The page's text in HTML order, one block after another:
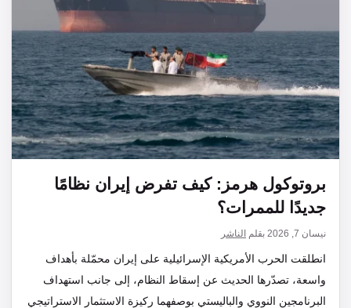
بروتوكول هرمز: كيف تفرض إيران نظامًا
جديدًا للممرات؟
نيسان 7, 2026 بقلم الناشر
انطلقت الحرب الأمريكية الإسرائيلية على إيران محمّلة بأهداف
واسعة، تصدّرها الحديث عن إسقاط النظام، إلى جانب استهداف
البرنامجين النووي والباليستي بوصفهما ركيزة الاستثمار الاستراتيجي